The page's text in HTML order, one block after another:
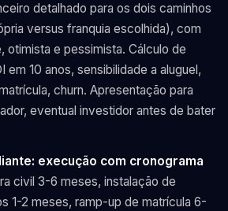
detalhado para os dois caminhos
versus franquia escolhida), com
otimista e pessimista. Cálculo de
em 10 anos, sensibilidade a aluguel,
churn. Apresentação para
eventual investidor antes de bater
execução com cronograma
civil 3-6 meses, instalação de
1-2 meses, ramp-up de matrícula 6-